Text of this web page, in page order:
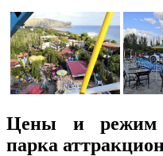
Цены и режим
парка